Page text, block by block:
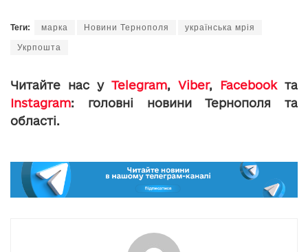
Теги: марка Новини Тернополя українська мрія
Укрпошта
Читайте нас у Telegram, Viber, Facebookта
Instagram: головні новини Тернополя та
області.